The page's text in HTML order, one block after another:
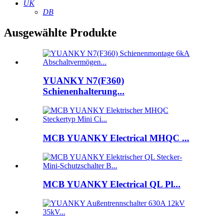
UK
DB
Ausgewählte Produkte
YUANKY N7(F360)
Schienenhalterung...
MCB YUANKY Electrical MHQC ...
MCB YUANKY Electrical QL Pl...